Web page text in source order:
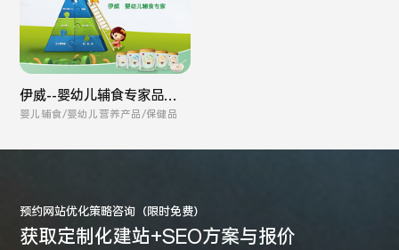
伊威--婴幼儿辅食专家品牌
全案
婴儿辅食/婴幼儿营养产品/保健品
预约网站优化策略咨询（限时免费）
获取定制化建站+SEO方案与报价